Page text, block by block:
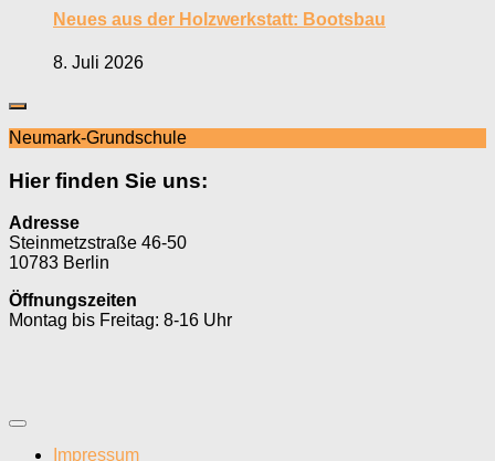
Neues aus der Holzwerkstatt: Bootsbau
8. Juli 2026
Neumark-Grundschule
Hier finden Sie uns:
Adresse
Steinmetzstraße 46-50
10783 Berlin
Öffnungszeiten
Montag bis Freitag: 8-16 Uhr
Impressum